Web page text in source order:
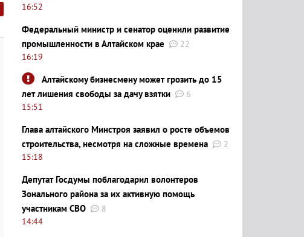
16:52
Федеральный министр и сенатор оценили развитие
промышленности в Алтайском крае
22
16:19
Алтайскому бизнесмену может грозить до 15
лет лишения свободы за дачу взятки
6
15:51
Глава алтайского Минстроя заявил о росте объемов
строительства, несмотря на сложные времена
2
15:18
Депутат Госдумы поблагодарил волонтеров
Зонального района за их активную помощь
участникам СВО
8
14:44